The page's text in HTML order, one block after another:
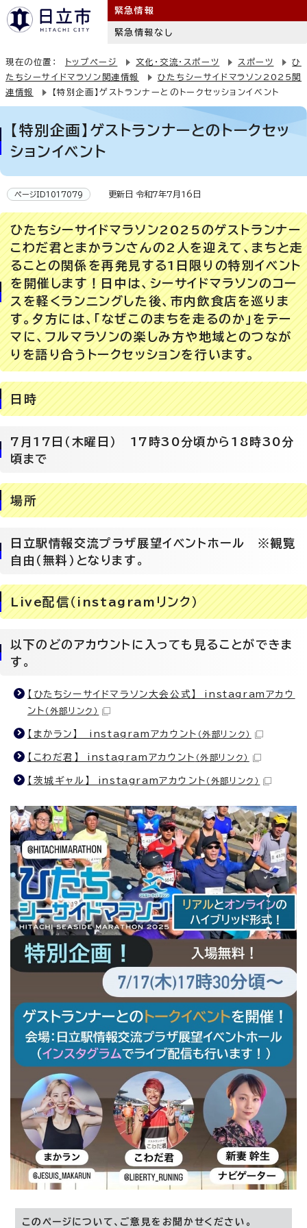
緊急情報
緊急情報なし
現在の位置： トップページ 文化・交流・スポーツ スポーツ
ひ
たちシーサイドマラソン関連情報
ひたちシーサイドマラソン2025関
連情報
【特別企画】ゲストランナーとのトークセッションイベント
【特別企画】ゲストランナーとのトークセッ
ションイベント
ページID1017079 更新日 令和7年7月16日
ひたちシーサイドマラソン2025のゲストランナー
こわだ君とまかランさんの2人を迎えて、まちと走
ることの関係を再発見する1日限りの特別イベント
を開催します！日中は、シーサイドマラソンのコー
スを軽くランニングした後、市内飲食店を巡りま
す。夕方には、「なぜこのまちを走るのか」をテー
マに、フルマラソンの楽しみ方や地域とのつなが
りを語り合うトークセッションを行います。
日時
7月17日（木曜日） 17時30分頃から18時30分
頃まで
場所
日立駅情報交流プラザ展望イベントホール ※観覧
自由（無料）となります。
Live配信（instagramリンク）
以下のどのアカウントに入っても見ることができま
す。
【ひたちシーサイドマラソン大会公式】 instagramアカウ
ント （外部リンク）
【まかラン】 instagramアカウント （外部リンク）
【こわだ君】 instagramアカウント （外部リンク）
【茨城ギャル】 instagramアカウント （外部リンク）
このページについて、ご意見をお聞かせください。